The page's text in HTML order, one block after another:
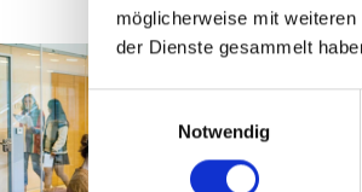
möglicherweise mit
der Dienste gesammelt
Notwendig